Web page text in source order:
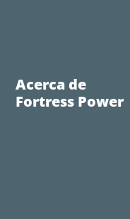
Acerca de
Fortress Power